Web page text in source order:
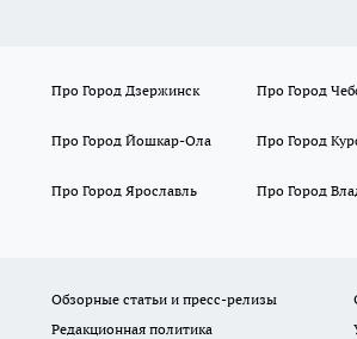
Про Город Дзержинск Про Город
Про Город Йошкар-Ола Про Город
Про Город Ярославль Про Город
Обзорные статьи и пресс-релизы
Редакционная политика